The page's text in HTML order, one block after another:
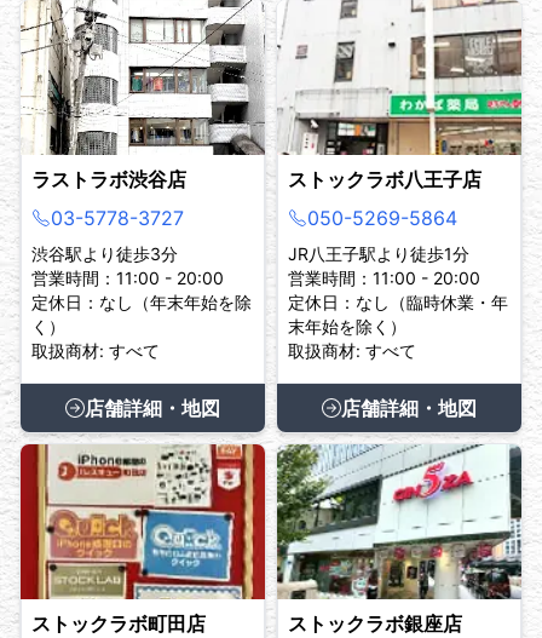
ラストラボ渋谷店
03-5778-3727
渋谷駅より徒歩3分
営業時間：11:00 - 20:00
定休日：なし（年末年始を除
く）
取扱商材: すべて
店舗詳細・地図
ストックラボ八王子店
050-5269-5864
JR八王子駅より徒歩1分
営業時間：11:00 - 20:00
定休日：なし（臨時休業・年
末年始を除く）
取扱商材: すべて
店舗詳細・地図
ストックラボ町田店
ストックラボ銀座店